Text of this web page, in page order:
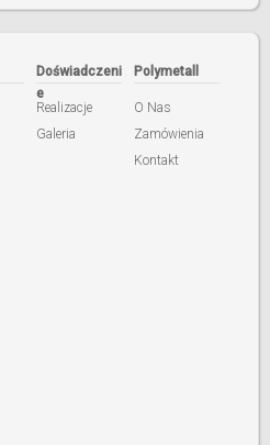
Doświadczeni
e
Realizacje
Galeria
Polymetall
O Nas
Zamówienia
Kontakt